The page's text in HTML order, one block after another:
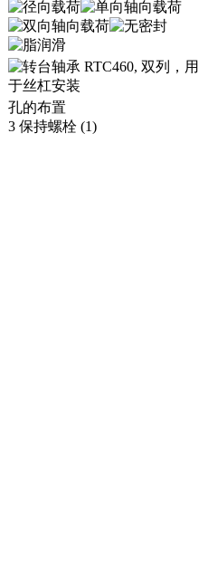
孔的布置
3 保持螺栓 (1)